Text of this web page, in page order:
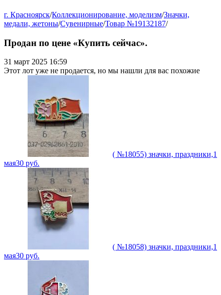
г. Красноярск/Коллекционирование, моделизм/Значки,
медали, жетоны/Сувенирные/Товар №19132187/
Продан по цене «Купить сейчас».
31 март 2025 16:59
Этот лот уже не продается, но мы нашли для вас похожие
( №18055) значки, праздники,1
мая30 руб.
( №18058) значки, праздники,1
мая30 руб.